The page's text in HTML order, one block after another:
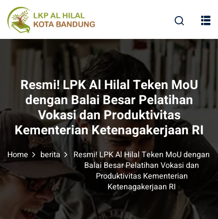
Resmi! LPK Al Hilal Teken MoU
dengan Balai Besar Pelatihan
Vokasi dan Produktivitas
Kementerian Ketenagakerjaan RI
Home berita
Resmi! LPK Al Hilal Teken MoU dengan
Balai Besar Pelatihan Vokasi dan
Produktivitas Kementerian
Ketenagakerjaan RI